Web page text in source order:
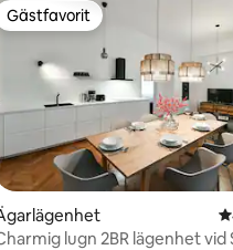
betyg, 684
Gästfavorit
Gästfavorit
lugn 2BR lägenhet vid